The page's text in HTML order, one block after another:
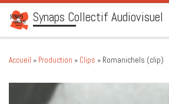
Skip to content
Synaps Collectif Audiovisuel
Accueil » Production » Clips » Romanichels (clip)